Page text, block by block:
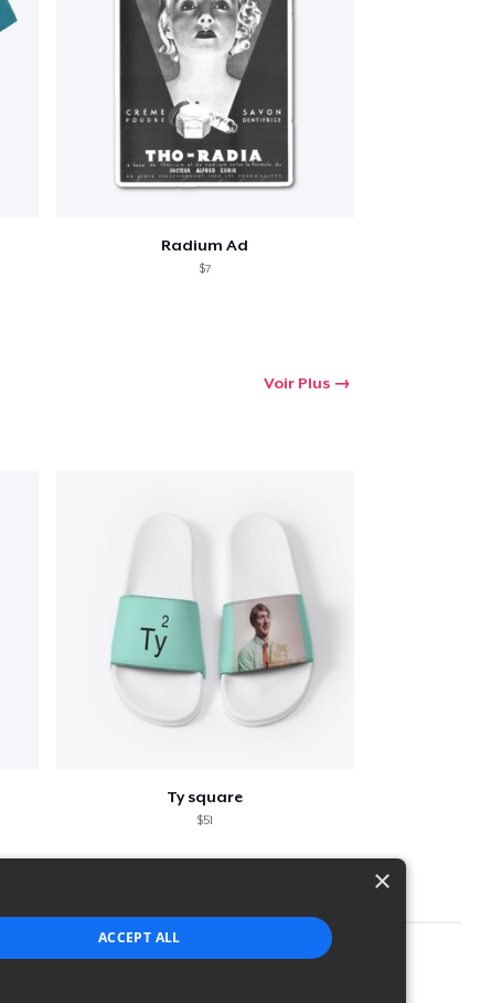
Radium Ad
$7
Voir Plus
Ty square
$51
×
ACCEPT ALL